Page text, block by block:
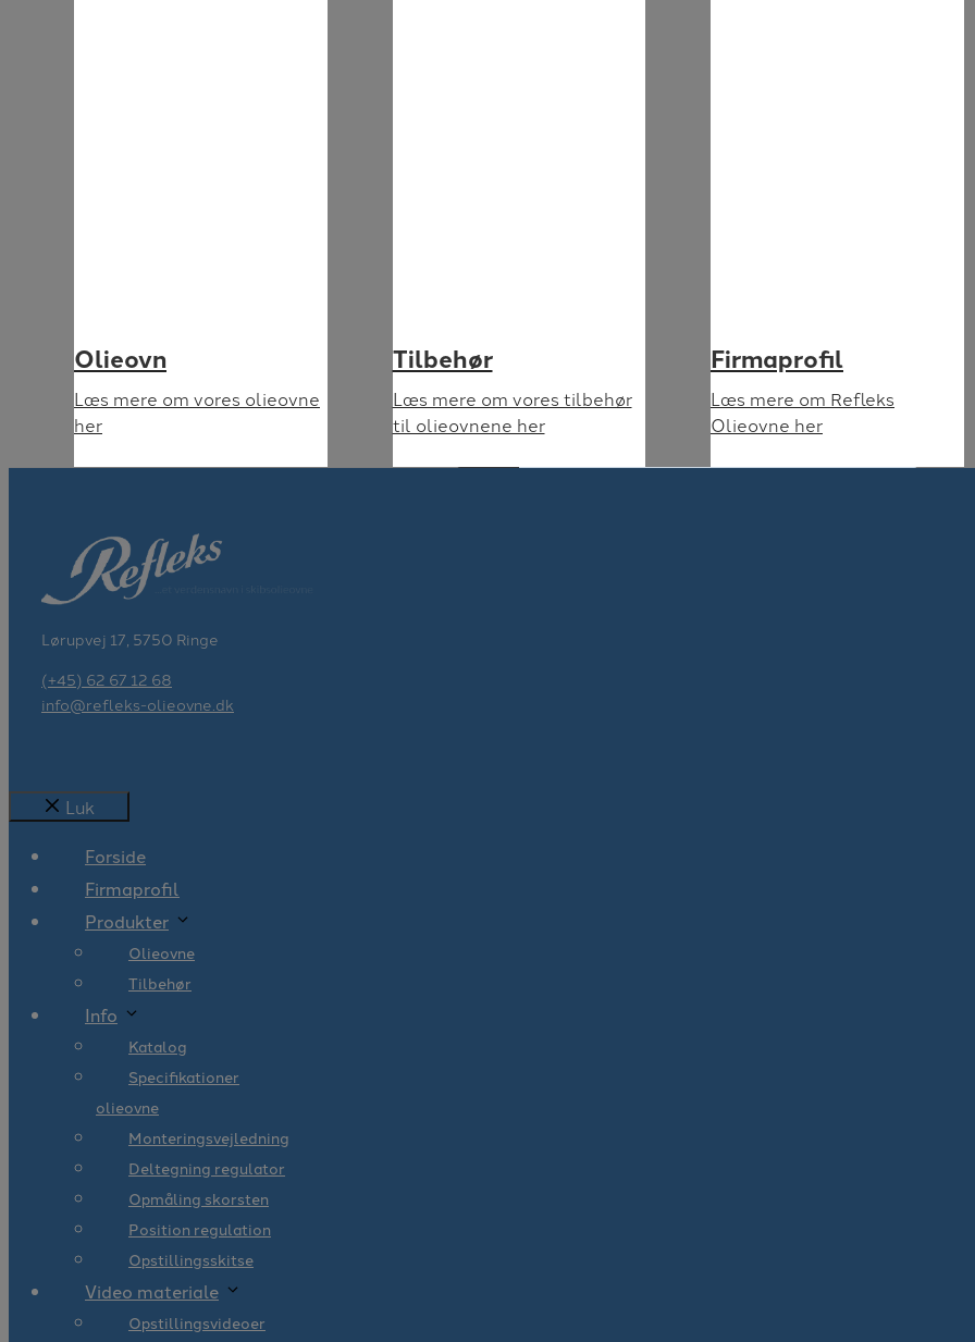
Olieovn
Læs mere om vores olieovne
her
Tilbehør
Læs mere om vores tilbehør
til olieovnene her
Firmaprofil
Læs mere om Refleks
Olieovne her
Lørupvej 17, 5750 Ringe
(+45) 62 67 12 68
info@refleks-olieovne.dk
Luk
Forside
Firmaprofil
Produkter
Olieovne
Tilbehør
Info
Katalog
Specifikationer
olieovne
Monteringsvejledning
Deltegning regulator
Opmåling skorsten
Position regulation
Opstillingsskitse
Video materiale
Opstillingsvideoer